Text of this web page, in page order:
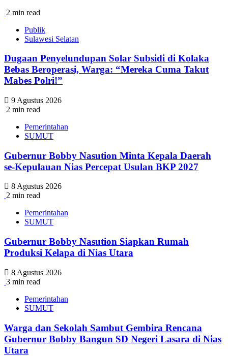
2 min read
Publik
Sulawesi Selatan
Dugaan Penyelundupan Solar Subsidi di Kolaka
Bebas Beroperasi, Warga: “Mereka Cuma Takut
Mabes Polri!”
9 Agustus 2026
2 min read
Pemerintahan
SUMUT
Gubernur Bobby Nasution Minta Kepala Daerah
se-Kepulauan Nias Percepat Usulan BKP 2027
8 Agustus 2026
2 min read
Pemerintahan
SUMUT
Gubernur Bobby Nasution Siapkan Rumah
Produksi Kelapa di Nias Utara
8 Agustus 2026
3 min read
Pemerintahan
SUMUT
Warga dan Sekolah Sambut Gembira Rencana
Gubernur Bobby Bangun SD Negeri Lasara di Nias
Utara